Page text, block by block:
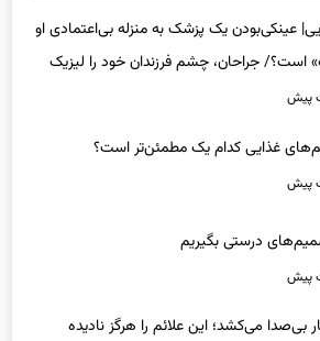
عینکی‌بودن یک پزشک به منزله بی‌اعتمادی او
است؟/ جراحان، چشم فرزندان خود را لیزیک
غذایی کدام یک مطمئن‌تر است؟‌
درستی بگیریم
بی‌صدا می‌کشد؛ این علائم را هرگز نادیده